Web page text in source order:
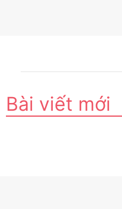
Bài viết mới